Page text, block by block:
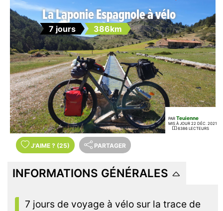
La Laponie Espagnole à vélo
7 jours 386km
PAR Teuienne
MIS À JOUR 22 DÉC. 2021
6386 LECTEURS
J'AIME ? (25) PARTAGER
INFORMATIONS GÉNÉRALES
7 jours de voyage à vélo sur la trace de